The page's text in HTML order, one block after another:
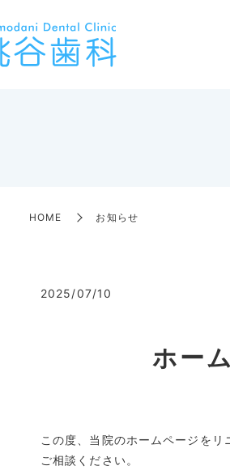
HOME お知らせ
2025/07/10
ホー
この度、当院のホームページを
ご相談ください。